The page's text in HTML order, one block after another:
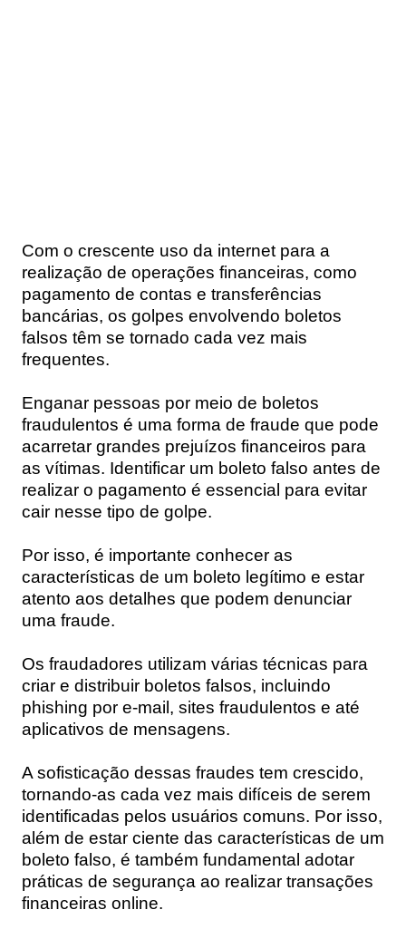
Com o crescente uso da internet para a
realização de operações financeiras, como
pagamento de contas e transferências
bancárias, os golpes envolvendo boletos
falsos têm se tornado cada vez mais
frequentes.
Enganar pessoas por meio de boletos
fraudulentos é uma forma de fraude que pode
acarretar grandes prejuízos financeiros para
as vítimas. Identificar um boleto falso antes de
realizar o pagamento é essencial para evitar
cair nesse tipo de golpe.
Por isso, é importante conhecer as
características de um boleto legítimo e estar
atento aos detalhes que podem denunciar
uma fraude.
Os fraudadores utilizam várias técnicas para
criar e distribuir boletos falsos, incluindo
phishing por e-mail, sites fraudulentos e até
aplicativos de mensagens.
A sofisticação dessas fraudes tem crescido,
tornando-as cada vez mais difíceis de serem
identificadas pelos usuários comuns. Por isso,
além de estar ciente das características de um
boleto falso, é também fundamental adotar
práticas de segurança ao realizar transações
financeiras online.